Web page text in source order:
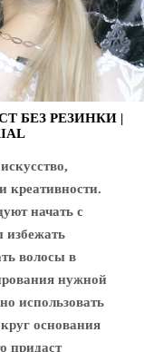
БЕЗ РЕЗИНКИ |
креативности.
начать с
избежать
волосы в
нужной
использовать
основания
придаст